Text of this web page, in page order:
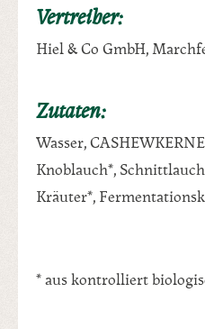
Vertreiber:
Hiel & Co GmbH,
Zutaten:
Wasser,
Knoblauch*,
Kräuter*,
* aus kontrolliert